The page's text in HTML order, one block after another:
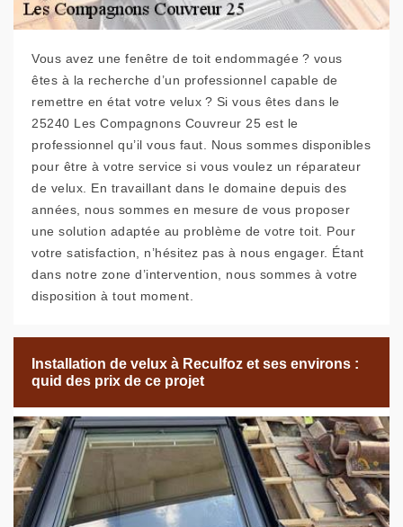
Vous avez une fenêtre de toit endommagée ? vous
êtes à la recherche d’un professionnel capable de
remettre en état votre velux ? Si vous êtes dans le
25240 Les Compagnons Couvreur 25 est le
professionnel qu’il vous faut. Nous sommes disponibles
pour être à votre service si vous voulez un réparateur
de velux. En travaillant dans le domaine depuis des
années, nous sommes en mesure de vous proposer
une solution adaptée au problème de votre toit. Pour
votre satisfaction, n’hésitez pas à nous engager. Étant
dans notre zone d’intervention, nous sommes à votre
disposition à tout moment.
Installation de velux à Reculfoz et ses environs :
quid des prix de ce projet